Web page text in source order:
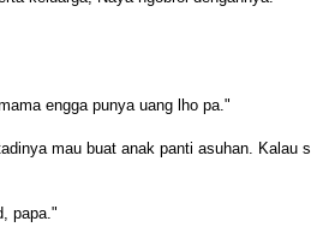
engga punya uang lho pa."
mau buat anak panti asuhan. Kalau
papa."